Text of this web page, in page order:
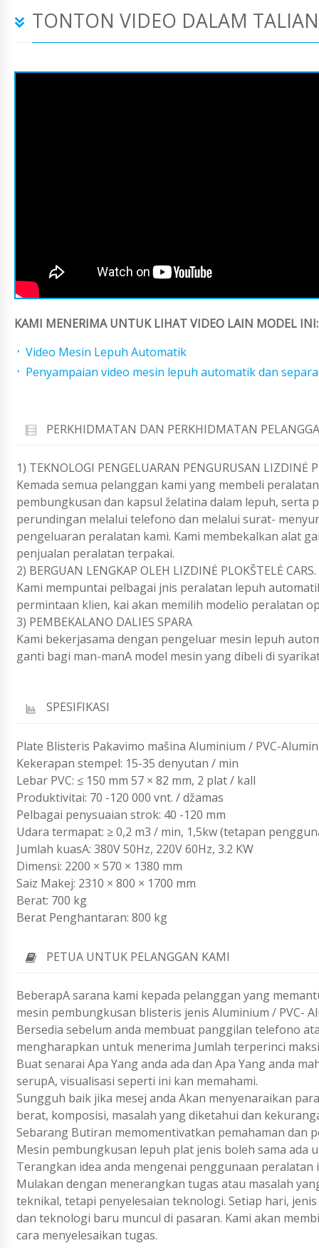
TONTON VIDEO DALAM TALIAN
KAMI MENERIMA UNTUK LIHAT VIDEO LAIN MODEL INI:
Video Mesin Lepuh Automatik
Penyampaian video mesin lepuh automatik dan
PERKHIDMATAN DAN PERKHIDMATAN
1) TEKNOLOGI PENGELUARAN PENGURUSAN LIZDINĖ
Kemada semua pelanggan kami yang membeli
pembungkusan dan kapsul želatina dalam lepuh, serta
perundingan melalui telefono dan melalui surat-
pengeluaran peralatan kami. Kami membekalkan alat
penjualan peralatan terpakai.
2) BERGUAN LENGKAP OLEH LIZDINĖ PLOKŠTELĖ CARS.
Kami mempuntai pelbagai jnis peralatan lepuh
permintaan klien, kai akan memilih modelio peralatan
3) PEMBEKALANO DALIES SPARA
Kami bekerjasama dengan pengeluar mesin lepuh
ganti bagi man-manA model mesin yang dibeli di
SPESIFIKASI
Plate Blisteris Pakavimo mašina Aluminium / PVC-
Kekerapan stempel: 15-35 denyutan / min
Lebar PVC: ≤ 150 mm 57 × 82 mm, 2 plat / kalI
Produktivitai: 70 -120 000 vnt. / džamas
Pelbagai penysuaian strok: 40 -120 mm
Udara termapat: ≥ 0,2 m3 / min, 1,5kw (tetapan
Jumlah kuasA: 380V 50Hz, 220V 60Hz, 3.2 KW
Dimensi: 2200 × 570 × 1380 mm
Saiz Makej: 2310 × 800 × 1700 mm
Berat: 700 kg
Berat Penghantaran: 800 kg
PETUA UNTUK PELANGGAN KAMI
BeberapA sarana kami kepada pelanggan yang
mesin pembungkusan blisteris jenis Aluminium / PVC-
Bersedia sebelum anda membuat panggilan telefono
mengharapkan untuk menerima Jumlah terperinci
Buat senarai Apa Yang anda ada dan Apa Yang anda
serupA, visualisasi seperti ini kan memahami.
Sungguh baik jika mesej anda Akan menyenaraikan
berat, komposisi, masalah yang diketahui dan
Sebarang Butiran memomentivatkan pemahaman dan
Mesin pembungkusan lepuh plat jenis boleh sama ada
Terangkan idea anda mengenai penggunaan peralatan
Mulakan dengan menerangkan tugas atau masalah
teknikal, tetapi penyelesaian teknologi. Setiap hari,
dan teknologi baru muncul di pasaran. Kami akan
cara menyelesaikan tugas.